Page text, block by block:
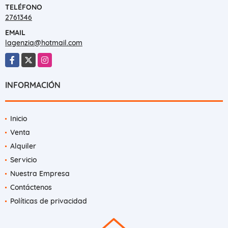
TELÉFONO
2761346
EMAIL
lagenzia@hotmail.com
Facebook
X Instagram
INFORMACIÓN
Inicio
Venta
Alquiler
Servicio
Nuestra Empresa
Contáctenos
Políticas de privacidad